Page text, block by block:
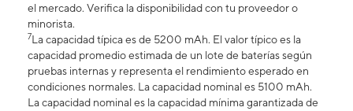
el mercado. Verifica la disponibilidad con tu proveedor o
minorista.
7La capacidad típica es de 5200 mAh. El valor típico es la
capacidad promedio estimada de un lote de baterías según
pruebas internas y representa el rendimiento esperado en
condiciones normales. La capacidad nominal es 5100 mAh.
La capacidad nominal es la capacidad mínima garantizada de